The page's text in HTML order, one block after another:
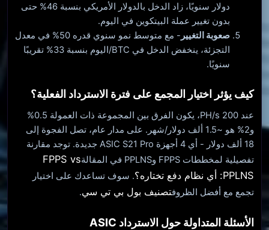
دولار سنويًا، زاد الدخل بالدولار الأمريكي بنسبة 46% حتى
بدون تغيير عملة البيتكوين في اليوم.
صعوبة التغيير
- مع متوسط ​​نمو سنوي قدره 50% في معدل
التجزئة، ينخفض ​​الدخل في BTC/اليوم بنسبة 33% تقريبًا
سنويًا.
كيف يؤثر اختيار المجمع على فترة الاسترداد الفعلية؟
عند 200 PH/s، يكون الفرق بين المجموعة ذات العمولة 0.5%
و2% هو ~1.5 ألف دولار/شهر. على مدار عام، تصل الفجوة إلى
18 ألف دولار - أي 4 أجهزة ASIC S21 Pro جديدة. توجد مقارنة
تفصيلية لمخططات FPPS وPPLNS في المقالة
FPPS vs
PPLNS: أي نظام دفع تختاره؟
. سوف تساعدك على اختيار
تجمع مع أفضل الظروفتصنيف بول بي تي سي.
الأسئلة المتداولة حول الاسترداد ASIC